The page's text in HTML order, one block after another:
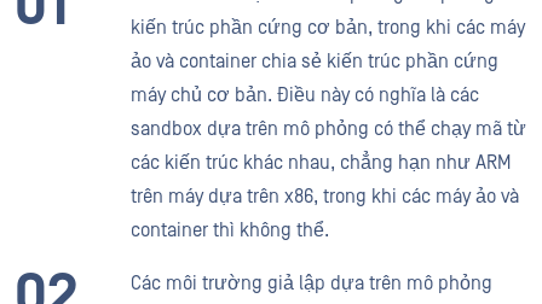
kiến trúc phần cứng cơ bản, trong khi các máy
ảo và container chia sẻ kiến trúc phần cứng
máy chủ cơ bản. Điều này có nghĩa là các
sandbox dựa trên mô phỏng có thể chạy mã từ
các kiến trúc khác nhau, chẳng hạn như ARM
trên máy dựa trên x86, trong khi các máy ảo và
container thì không thể.
Các môi trường giả lập dựa trên mô phỏng